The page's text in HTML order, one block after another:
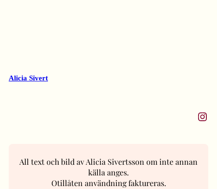
Alicia Sivert
Instagram
All text och bild av Alicia Sivertsson om inte annan
källa anges.
Otillåten användning faktureras.